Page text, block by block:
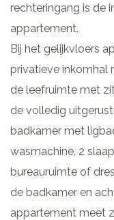
rechteringang is de
appartement.
Bij het gelijkvloers
privatieve inkomhal
de leefruimte met
de volledig
badkamer met
wasmachine, 2
bureauruimte of
de badkamer en
appartement meet